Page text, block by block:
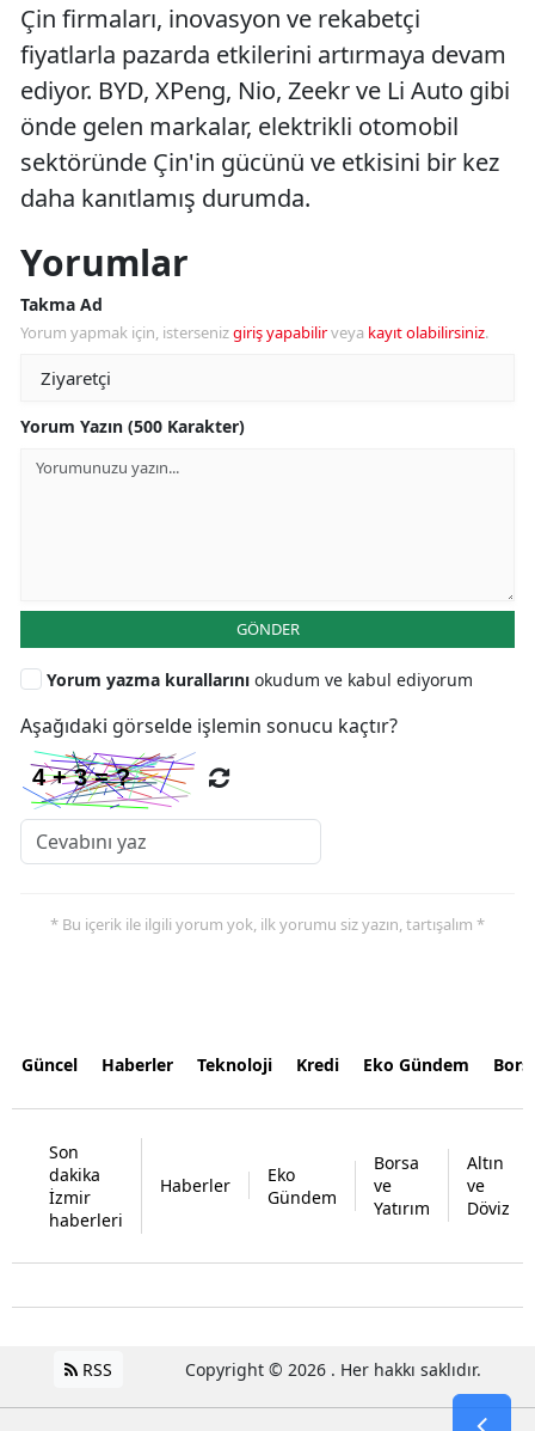
Çin firmaları, inovasyon ve rekabetçi
fiyatlarla pazarda etkilerini artırmaya devam
ediyor. BYD, XPeng, Nio, Zeekr ve Li Auto gibi
önde gelen markalar, elektrikli otomobil
sektöründe Çin'in gücünü ve etkisini bir kez
daha kanıtlamış durumda.
Yorumlar
Takma Ad
Yorum yapmak için, istersenizgiriş yapabilirveya kayıt olabilirsiniz.
Yorum Yazın (500 Karakter)
GÖNDER
Yorum yazma kurallarını okudum ve kabul ediyorum
Aşağıdaki görselde işlemin sonucu kaçtır?
* Bu içerik ile ilgili yorum yok, ilk yorumu siz yazın, tartışalım *
Güncel Haberler Teknoloji Kredi Eko Gündem
Son
dakika
İzmir
haberleri
Haberler
Eko
Gündem
Borsa
ve
Yatırım
Altın
ve
Döviz
RSS Copyright © 2026 . Her hakkı saklıdır.